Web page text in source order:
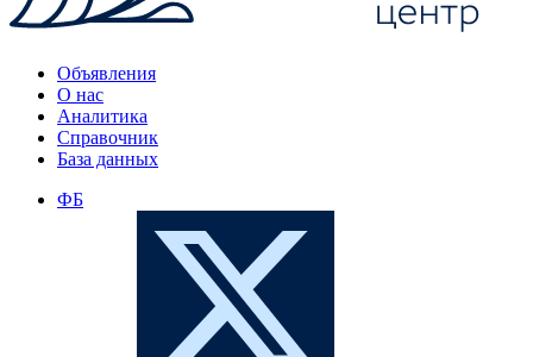
Объявления
О нас
Аналитика
Справочник
База данных
ФБ